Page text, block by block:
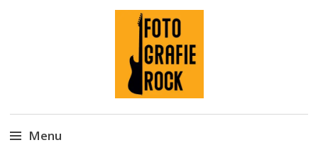
Fotografie ROCK
Menu